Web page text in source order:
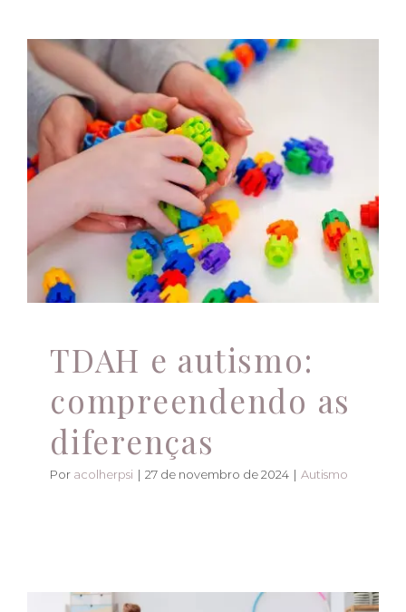
TDAH e autismo:
compreendendo as
diferenças
Autismo
TDAH e autismo:
compreendendo as
diferenças
Por acolherpsi | 27 de novembro de 2024 | Autismo